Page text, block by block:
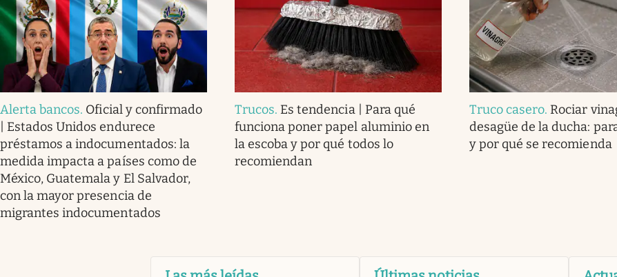
Alerta bancos. Oficial y confirmado
| Estados Unidos endurece
préstamos a indocumentados: la
medida impacta a países como de
México, Guatemala y El Salvador,
con la mayor presencia de
migrantes indocumentados
Trucos. Es tendencia | Para qué
funciona poner papel aluminio en
la escoba y por qué todos lo
recomiendan
Truco casero. Rociar
desagüe de la ducha:
y por qué se recomienda